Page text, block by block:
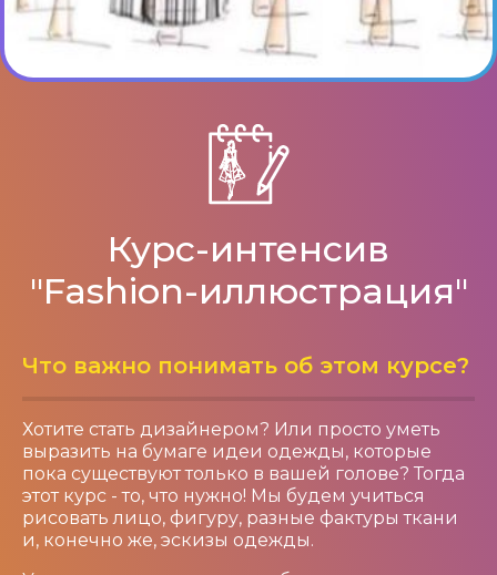
Курс-интенсив
"Fashion-иллюстрация"
Что важно понимать об этом курсе?
Хотите стать дизайнером? Или просто уметь
выразить на бумаге идеи одежды, которые
пока существуют только в вашей голове? Тогда
этот курс - то, что нужно! Мы будем учиться
рисовать лицо, фигуру, разные фактуры ткани
и, конечно же, эскизы одежды.